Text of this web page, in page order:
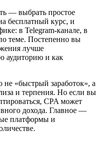
— выбрать простое
бесплатный курс, и
в Telegram-канале, в
теме. Постепенно вы
лучше
аудиторию и как
«быстрый заработок», а
и терпения. Но если вы
CPA может
дохода. Главное —
платформы и